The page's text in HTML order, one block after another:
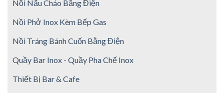
Nồi Nấu Cháo Bằng Điện
Nồi Phở Inox Kèm Bếp Gas
Nồi Tráng Bánh Cuốn Bằng Điện
Quầy Bar Inox - Quầy Pha Chế Inox
Thiết Bị Bar & Cafe